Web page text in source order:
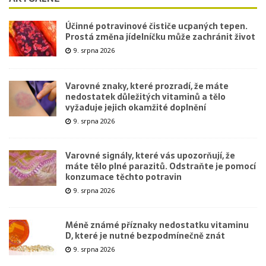
Účinné potravinové čističe ucpaných tepen.
Prostá změna jídelníčku může zachránit život
9. srpna 2026
Varovné znaky, které prozradí, že máte
nedostatek důležitých vitaminů a tělo
vyžaduje jejich okamžité doplnění
9. srpna 2026
Varovné signály, které vás upozorňují, že
máte tělo plné parazitů. Odstraňte je pomocí
konzumace těchto potravin
9. srpna 2026
Méně známé příznaky nedostatku vitaminu
D, které je nutné bezpodmínečně znát
9. srpna 2026